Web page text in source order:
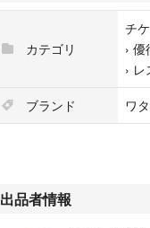
カテゴリ
チ
› 優
› レ
ブランド
ワ
出品者情報